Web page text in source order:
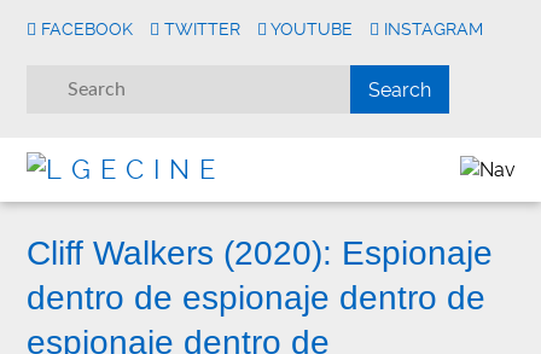
FACEBOOK TWITTER YOUTUBE INSTAGRAM
Cliff Walkers (2020): Espionaje
dentro de espionaje dentro de
espionaje dentro de